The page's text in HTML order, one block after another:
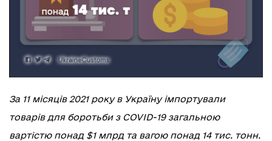
За 11 місяців 2021 року в Україну імпортували
товарів для боротьби з COVID-19 загальною
вартістю понад $1 млрд та вагою понад 14 тис. тонн.